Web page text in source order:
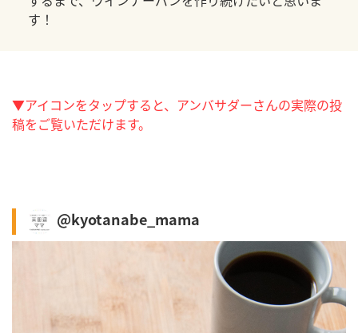
す！
▼アイコンをタップすると、アンバサダーさんの実際の投
稿をご覧いただけます。
@kyotanabe_mama